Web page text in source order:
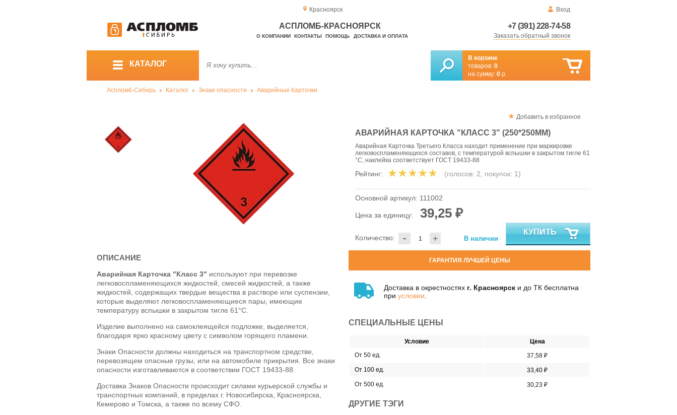
Красноярск Вход
+7 (391) 228-74-58
Заказать обратный звонок
АСПЛОМБ-КРАСНОЯРСК
О КОМПАНИИ КОНТАКТЫ ПОМОЩЬ ДОСТАВКА И ОПЛАТА
КАТАЛОГ
В корзине
товаров: 0
на сумму: 0 р.
Аспломб-Сибирь Каталог Знаки опасности Аварийные Карточки
Добавить в избранное
АВАРИЙНАЯ КАРТОЧКА "КЛАСС 3" (250*250ММ)
Аварийная Карточка Третьего Класса находит применение при маркировке
легковоспламеняющихся составов, с температурой вспышки в закрытом тигле 61
°C, наклейка соответствует ГОСТ 19433-88
Рейтинг: (голосов: 2, покупок: 1)
Основной артикул: 111002
Цена за единицу: 39,25 ₽
- +
Количество: В наличии
КУПИТЬ
ГАРАНТИЯ ЛУЧШЕЙ ЦЕНЫ
Доставка в окрестностях г. Красноярск и до ТК бесплатна
при условии
СПЕЦИАЛЬНЫЕ ЦЕНЫ
Условие
Цена
От 50 ед.
37,58 ₽
От 100 ед.
33,40 ₽
От 500 ед.
30,23 ₽
ДРУГИЕ ТЭГИ
ОПИСАНИЕ
Аварийная Карточка "Класс 3" используют при перевозке
легковоспламеняющихся жидкостей, смесей жидкостей, а также
жидкостей, содержащих твердые вещества в растворе или суспензии,
которые выделяют легковоспламеняющиеся пары, имеющие
температуру вспышки в закрытом тигле 61°С.
Изделие выполнено на самоклеящейся подложке, выделяется,
благодаря ярко красному цвету с символом горящего пламени.
Знаки Опасности должны находиться на транспортном средстве,
перевозящем опасные грузы, или на автомобиле прикрытия. Все знаки
опасности изготавливаются в соответствии ГОСТ 19433-88.
Доставка Знаков Опасности происходит силами курьерской службы и
транспортных компаний, в пределах г. Новосибирска, Красноярска,
Кемерово и Томска, а также по всему СФО.